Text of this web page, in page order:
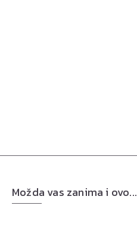
Možda vas zanima i ovo...